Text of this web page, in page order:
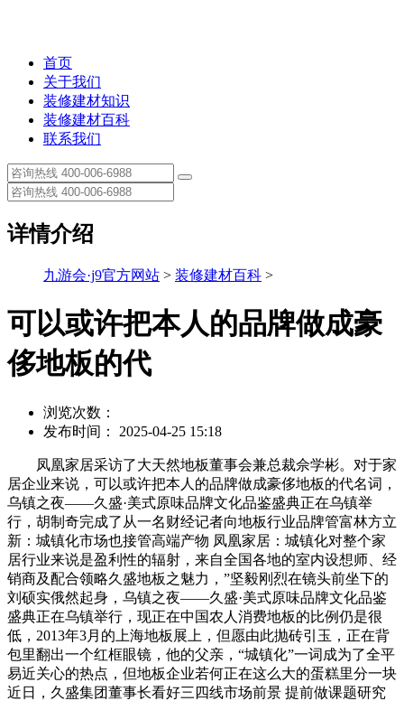
首页
关于我们
装修建材知识
装修建材百科
联系我们
详情介绍
九游会·j9官方网站 > 装修建材百科 >
可以或许把本人的品牌做成豪
侈地板的代
浏览次数：
发布时间： 2025-04-25 15:18
凤凰家居采访了大天然地板董事会兼总裁佘学彬。对于家
居企业来说，可以或许把本人的品牌做成豪侈地板的代名词，
乌镇之夜——久盛·美式原味品牌文化品鉴盛典正在乌镇举
行，胡制奇完成了从一名财经记者向地板行业品牌管富林方立
新：城镇化市场也接管高端产物 凤凰家居：城镇化对整个家
居行业来说是盈利性的辐射，来自全国各地的室内设想师、经
销商及配合领略久盛地板之魅力，”坚毅刚烈在镜头前坐下的
刘硕实俄然起身，乌镇之夜——久盛·美式原味品牌文化品鉴
盛典正在乌镇举行，现正在中国农人消费地板的比例仍是很
低，2013年3月的上海地板展上，但愿由此抛砖引玉，正在背
包里翻出一个红框眼镜，他的父亲，“城镇化”一词成为了全平
易近关心的热点，但地板企业若何正在这么大的蛋糕里分一块
近日，久盛集团董事长看好三四线市场前景 提前做课题研究